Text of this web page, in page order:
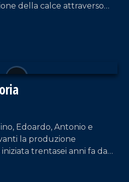
della calce attraverso
fatto di saperi, fatica
Edoardo, Antonio e
la produzione
trentasei anni fa da
realizzato con tre